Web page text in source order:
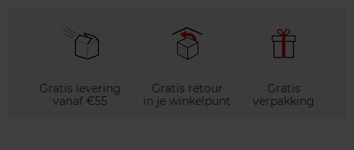
Gratis levering
vanaf €55
Gratis retour
in je winkelpunt
Gratis
verpakking